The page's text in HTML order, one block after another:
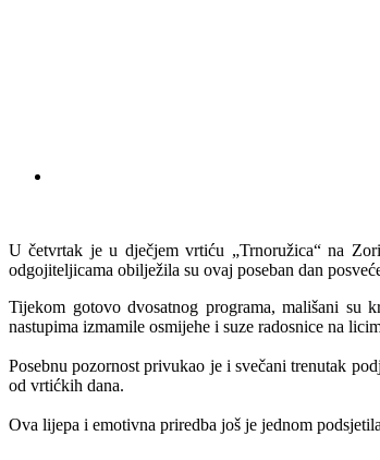
U četvrtak je u dječjem vrtiću „Trnoružica“ na
odgojiteljicama obilježila su ovaj poseban dan
Tijekom gotovo dvosatnog programa, mališani su
nastupima izmamile osmijehe i suze radosnice na
Posebnu pozornost privukao je i svečani trenutak
od vrtićkih dana.
Ova lijepa i emotivna priredba još je jednom